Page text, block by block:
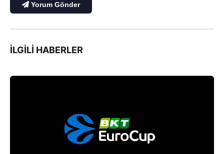
Yorum Gönder
İLGILI HABERLER